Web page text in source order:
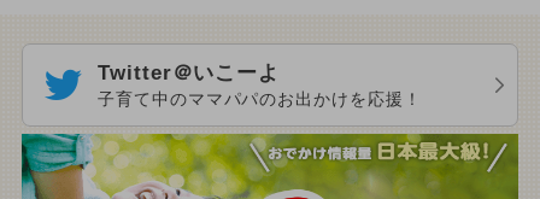
Twitter＠いこーよ
子育て中のママパパのお出かけを応援！